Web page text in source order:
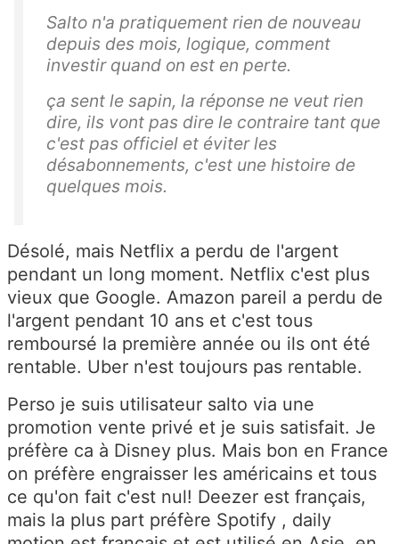
Salto n'a pratiquement rien de nouveau
depuis des mois, logique, comment
investir quand on est en perte.
ça sent le sapin, la réponse ne veut rien
dire, ils vont pas dire le contraire tant que
c'est pas officiel et éviter les
désabonnements, c'est une histoire de
quelques mois.
Désolé, mais Netflix a perdu de l'argent
pendant un long moment. Netflix c'est plus
vieux que Google. Amazon pareil a perdu de
l'argent pendant 10 ans et c'est tous
remboursé la première année ou ils ont été
rentable. Uber n'est toujours pas rentable.
Perso je suis utilisateur salto via une
promotion vente privé et je suis satisfait. Je
préfère ca à Disney plus. Mais bon en France
on préfère engraisser les américains et tous
ce qu'on fait c'est nul! Deezer est français,
mais la plus part préfère Spotify , daily